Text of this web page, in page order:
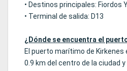
• Destinos principales: Fiordos
• Terminal de salida: D13
¿Dónde se encuentra el
El puerto marítimo de Kirkenes
0.9 km del centro de la ciudad